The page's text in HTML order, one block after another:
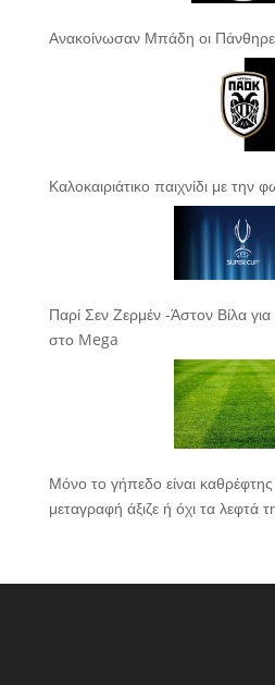
Ανακοίνωσαν Μπάδη οι
Καλοκαιριάτικο παιχνίδι με την
Παρί Σεν Ζερμέν -Άστον Βίλα
στο Mega
Μόνο το γήπεδο είναι καθρέφτης
μεταγραφή άξιζε ή όχι τα λεφτά